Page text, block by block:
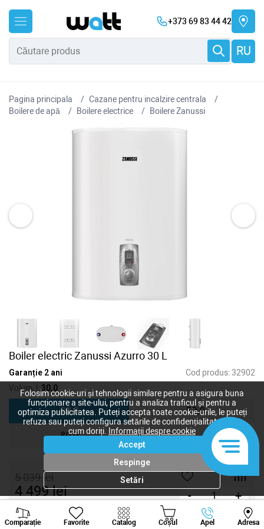
+373 69 83 44 42
RU
Pagina principala
Cazane pentru incalzire centrala
Boilere de apă
Boilere electrice Boilere Zanussi
Boiler electric Zanussi Azurro 30 L
Garanție 2 ani Cod produs:32902
Volum, l: 30,0
30,0 50,0
80,0
5 039lei
4 499lei - +
Cumpără acum
Comparație Favorite Catalog Coșul Apel Adresa
Viber Whatsapp
Folosim cookie-uri și tehnologii similare pentru a asigura buna
funcționare a site-ului, pentru a analiza traficul și pentru a
optimiza publicitatea. Puteți accepta toate cookie-urile, le puteți
refuza sau puteți configura setările de confidențialitate după
cum doriți.
Informații despre cookie
Accept
Respinge
Setări